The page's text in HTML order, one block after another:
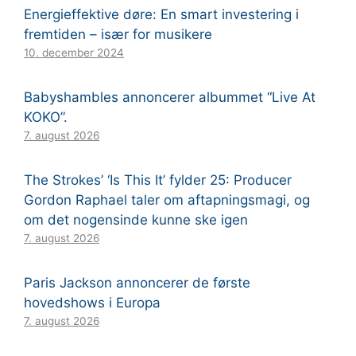
Energieffektive døre: En smart investering i
fremtiden – især for musikere
10. december 2024
Babyshambles annoncerer albummet “Live At
KOKO”.
7. august 2026
The Strokes’ ‘Is This It’ fylder 25: Producer
Gordon Raphael taler om aftapningsmagi, og
om det nogensinde kunne ske igen
7. august 2026
Paris Jackson annoncerer de første
hovedshows i Europa
7. august 2026